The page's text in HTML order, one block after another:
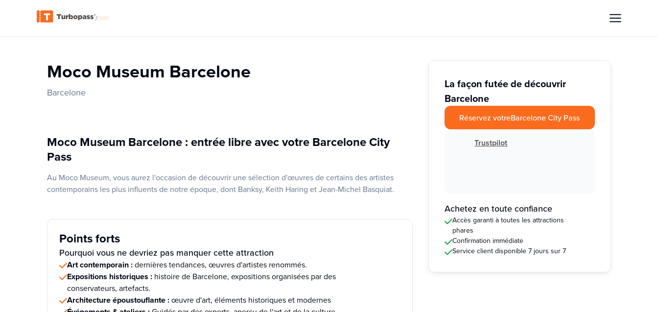
/
Moco Museum Barcelone
Barcelone
Moco Museum Barcelone : entrée libre avec votre Barcelone City
Pass
Au Moco Museum, vous aurez l'occasion de découvrir une sélection d'œuvres de certains des artistes
contemporains les plus influents de notre époque, dont Banksy, Keith Haring et Jean-Michel Basquiat.
Points forts
Pourquoi vous ne devriez pas manquer cette attraction
Art contemporain :dernières tendances, œuvres d'artistes renommés.
Expositions historiques : histoire de Barcelone, expositions organisées par des
conservateurs, artefacts.
Architecture époustouflante :œuvre d'art, éléments historiques et modernes
La façon futée de découvrir
Barcelone
Réservez votreBarcelone City Pass
Trustpilot
Achetez en toute confiance
Accès garanti à toutes les attractions
phares
Confirmation immédiate
Service client disponible 7 jours sur 7